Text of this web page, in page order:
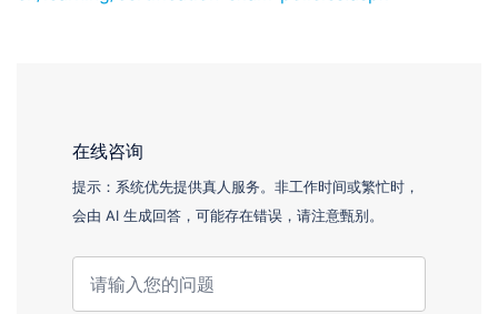
在线咨询
提示：系统优先提供真人服务。非工作时间或繁忙时，
会由 AI 生成回答，可能存在错误，请注意甄别。